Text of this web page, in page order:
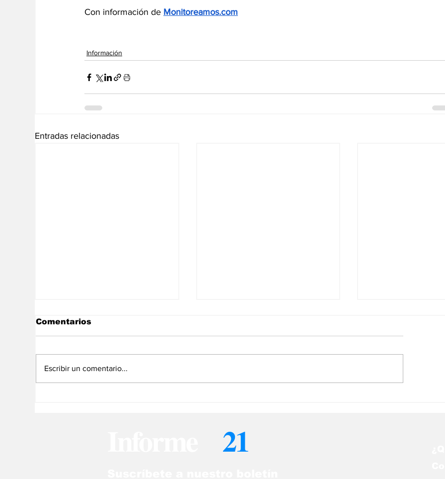
Con información de Monitoreamos.com
Información
Entradas relacionadas
Comentarios
Escribir un comentario...
21